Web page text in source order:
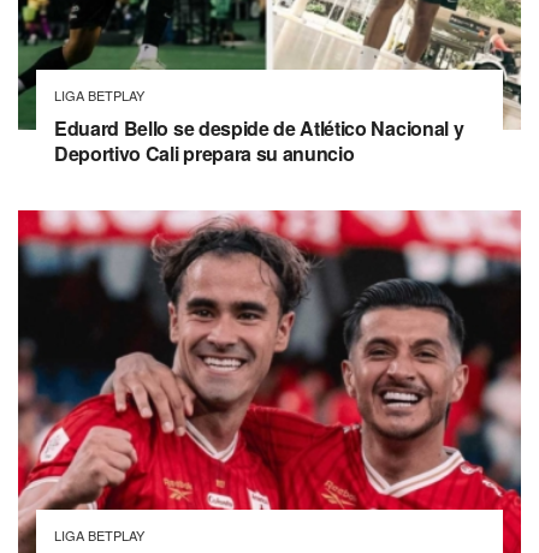
LIGA BETPLAY
Eduard Bello se despide de Atlético Nacional y
Deportivo Cali prepara su anuncio
LIGA BETPLAY